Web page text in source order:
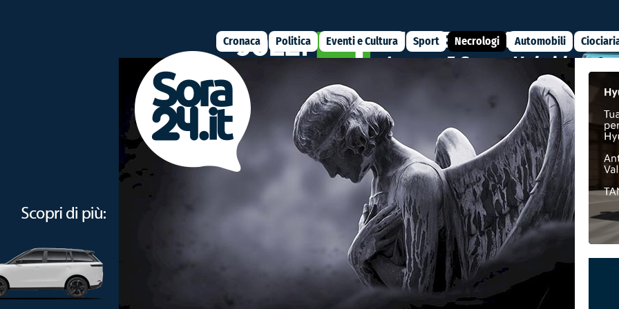
Cronaca Politica Eventi e Cultura Sport Necrologi Automobili